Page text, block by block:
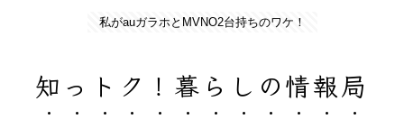
私がauガラホとMVNO2台持ちのワケ！
知っトク！暮らしの情報局